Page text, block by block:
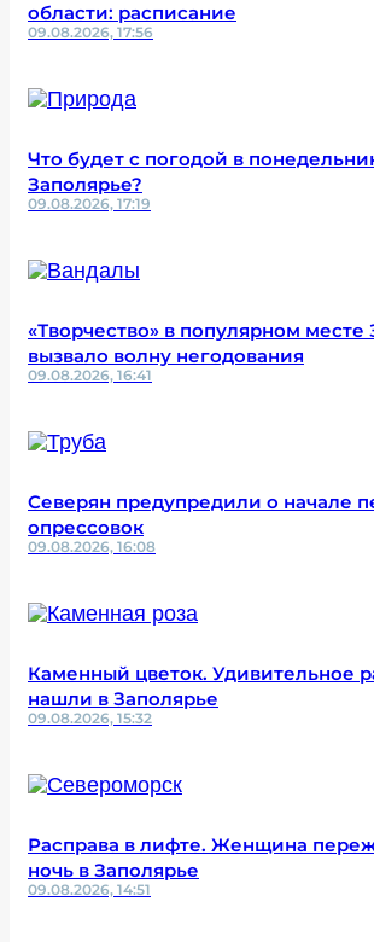
области: расписание
09.08.2026, 17:56
Что будет с погодой в
Заполярье?
09.08.2026, 17:19
«Творчество» в популярном месте
вызвало волну негодования
09.08.2026, 16:41
Северян предупредили о начале
опрессовок
09.08.2026, 16:08
Каменный цветок. Удивительное
нашли в Заполярье
09.08.2026, 15:32
Расправа в лифте. Женщина
ночь в Заполярье
09.08.2026, 14:51